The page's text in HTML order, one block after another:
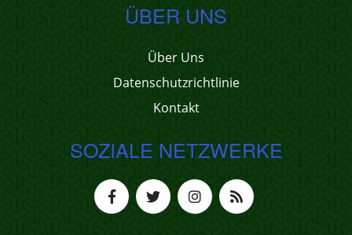
ÜBER UNS
Über Uns
Datenschutzrichtlinie
Kontakt
SOZIALE NETZWERKE